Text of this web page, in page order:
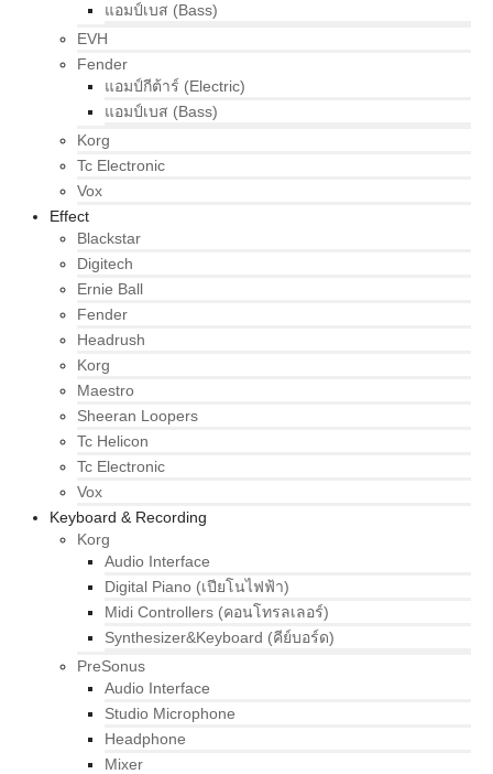
แอมป์เบส (Bass)
EVH
Fender
แอมป์กีต้าร์ (Electric)
แอมป์เบส (Bass)
Korg
Tc Electronic
Vox
Effect
Blackstar
Digitech
Ernie Ball
Fender
Headrush
Korg
Maestro
Sheeran Loopers
Tc Helicon
Tc Electronic
Vox
Keyboard & Recording
Korg
Audio Interface
Digital Piano (เปียโนไฟฟ้า)
Midi Controllers (คอนโทรลเลอร์)
Synthesizer&Keyboard (คีย์บอร์ด)
PreSonus
Audio Interface
Studio Microphone
Headphone
Mixer